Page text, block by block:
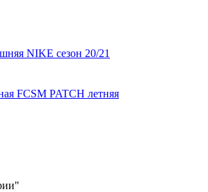
NIKE сезон 20/21
FCSM PATCH летняя